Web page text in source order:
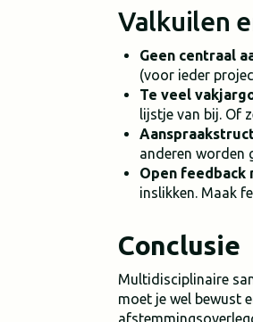
Valkuilen
Geen centraal
(voor ieder
Te veel
lijstje van bij. Of
anderen worden
Open feedback
inslikken. Maak
Conclusie
Multidisciplinaire
moet je wel bewust